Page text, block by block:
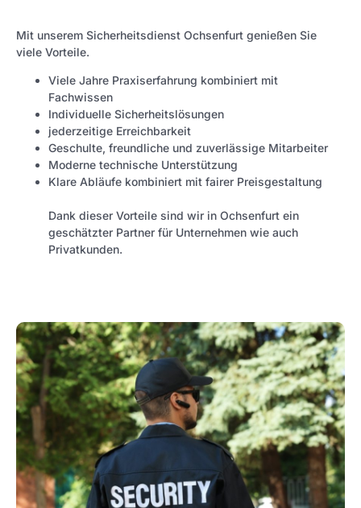
Mit unserem Sicherheitsdienst Ochsenfurt genießen Sie
viele Vorteile.
Viele Jahre Praxiserfahrung kombiniert mit
Fachwissen
Individuelle Sicherheitslösungen
jederzeitige Erreichbarkeit
Geschulte, freundliche und zuverlässige Mitarbeiter
Moderne technische Unterstützung
Klare Abläufe kombiniert mit fairer Preisgestaltung
Dank dieser Vorteile sind wir in Ochsenfurt ein
geschätzter Partner für Unternehmen wie auch
Privatkunden.